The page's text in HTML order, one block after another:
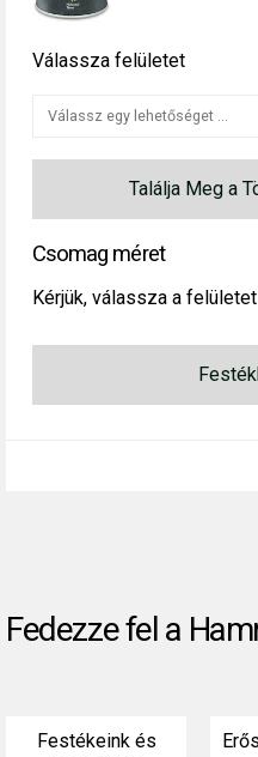
Válassza felületet
Találja Meg a
Csomag méret
Kérjük, válassza a
Fedezze fel a
Festékeink és